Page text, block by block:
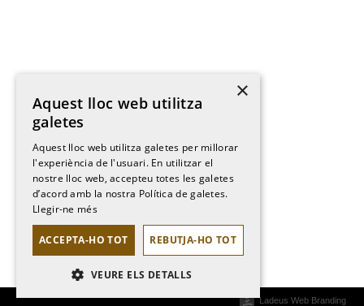
Ladeus Web Branding
×
Aquest lloc web utilitza
galetes
Aquest lloc web utilitza galetes per millorar
l'experiència de l'usuari. En utilitzar el
nostre lloc web, accepteu totes les galetes
d’acord amb la nostra Política de galetes.
Llegir-ne més
ACCEPTA-HO TOT REBUTJA-HO TOT
VEURE ELS DETALLS